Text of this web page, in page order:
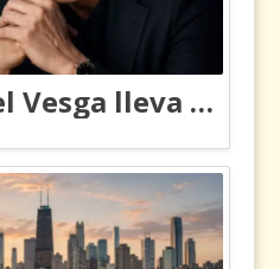
Carlos Manuel Vesga lleva el nombre de Colombia a los Emmy